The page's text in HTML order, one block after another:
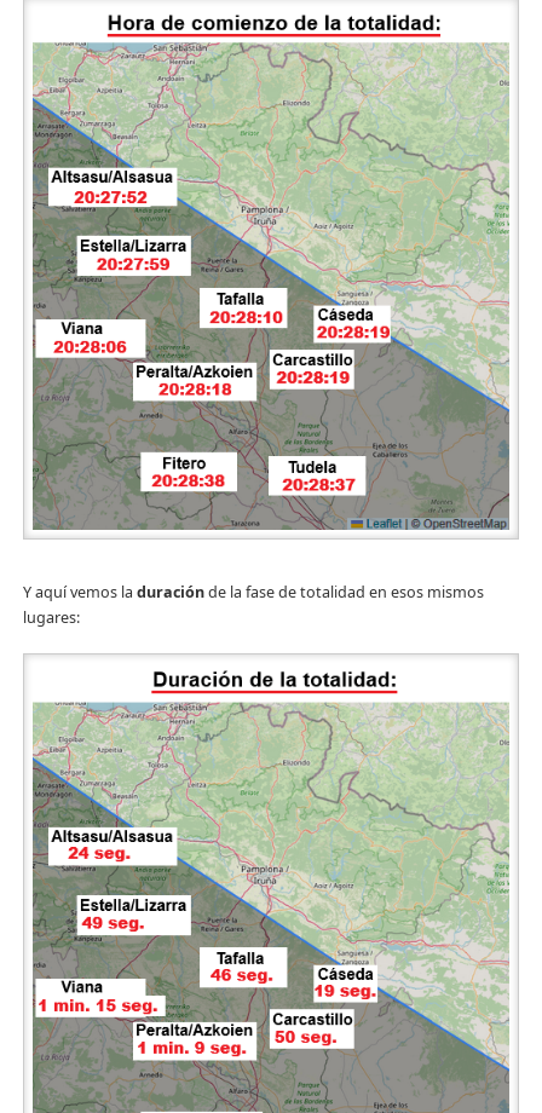
Y aquí vemos la duraciónde la fase de totalidad en esos mismos
lugares: